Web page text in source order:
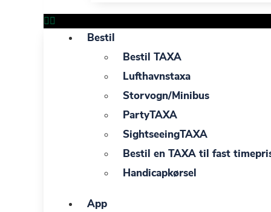
Bestil
Bestil TAXA
Lufthavnstaxa
Storvogn/Minibus
PartyTAXA
SightseeingTAXA
Bestil en TAXA til fast
Handicapkørsel
App